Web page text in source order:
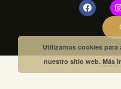
Utilizamos cookies para
nuestro sitio web.Más